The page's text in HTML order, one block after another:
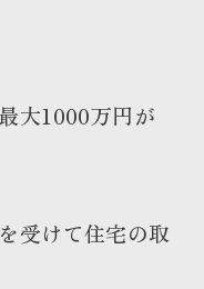
大1000万円が
受けて住宅の取